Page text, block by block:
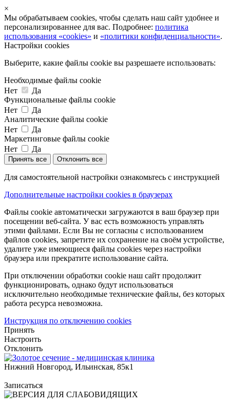
×
Мы обрабатываем cookies, чтобы сделать наш сайт удобнее и
персонализированнее для вас. Подробнее: политика
использования «cookies» и «политики конфиденциальности».
Настройки cookies
Выберите, какие файлы cookie вы разрешаете использовать:
Необходимые файлы cookie
Нет
Да
Функциональные файлы cookie
Нет
Да
Аналитические файлы cookie
Нет
Да
Маркетинговые файлы cookie
Нет
Да
Принять все Отклонить все
Для самостоятельной настройки ознакомьтесь с инструкцией
Дополнительные настройки cookies в браузерах
Файлы cookie автоматически загружаются в ваш браузер при
посещении веб-сайта. У вас есть возможность управлять
этими файлами. Если Вы не согласны с использованием
файлов cookies, запретите их сохранение на своём устройстве,
удалите уже имеющиеся файлы cookies через настройки
браузера или прекратите использование сайта.
При отключении обработки cookie наш сайт продолжит
функционировать, однако будут использоваться
исключительно необходимые технические файлы, без которых
работа ресурса невозможна.
Инструкция по отключению cookies
Принять
Настроить
Отклонить
Нижний Новгород, Ильинская, 85к1
Записаться